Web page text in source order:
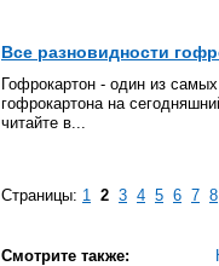
Все разновидности
Гофрокартон - один из
гофрокартона на
читайте в...
Страницы: 1 2 3 4 5 6 7 8
Смотрите также: